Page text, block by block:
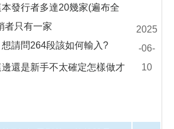
本發行者多達20幾家(遍布全
者只有一家
請問264段該如何輸入?
還是新手不太確定怎樣做才
2025
-06-
10